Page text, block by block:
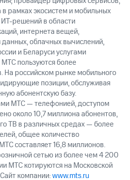
рамках экосистем и мобильных
решений в области
интернета вещей,
облачных вычислений,
и Беларуси услугами
пользуются более
На российском рынке мобильного
позиции, обслуживая
абонентскую базу.
МТС — телефонией, доступом
около 10,7 миллиона абонентов,
ТВ в различных средах — более
общее количество
составляет 16,8 миллионов.
сетью из более чем 4 200
МТС котируются на Московской
компании:www.mts.ru